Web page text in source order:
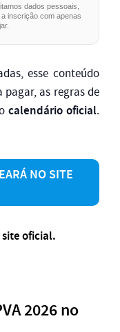
dados pessoais,
inscrição com apenas
esse conteúdo
pagar, as regras de
calendário oficial.
NO SITE
oficial.
2026 no